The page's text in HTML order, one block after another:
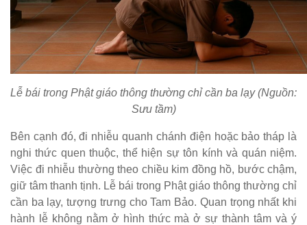
Lễ bái trong Phật giáo thông thường chỉ cần ba lạy (Nguồn:
Sưu tầm)
Bên cạnh đó, đi nhiễu quanh chánh điện hoặc bảo tháp là
nghi thức quen thuộc, thể hiện sự tôn kính và quán niệm.
Việc đi nhiễu thường theo chiều kim đồng hồ, bước chậm,
giữ tâm thanh tịnh. Lễ bái trong Phật giáo thông thường chỉ
cần ba lạy, tượng trưng cho Tam Bảo. Quan trọng nhất khi
hành lễ không nằm ở hình thức mà ở sự thành tâm và ý